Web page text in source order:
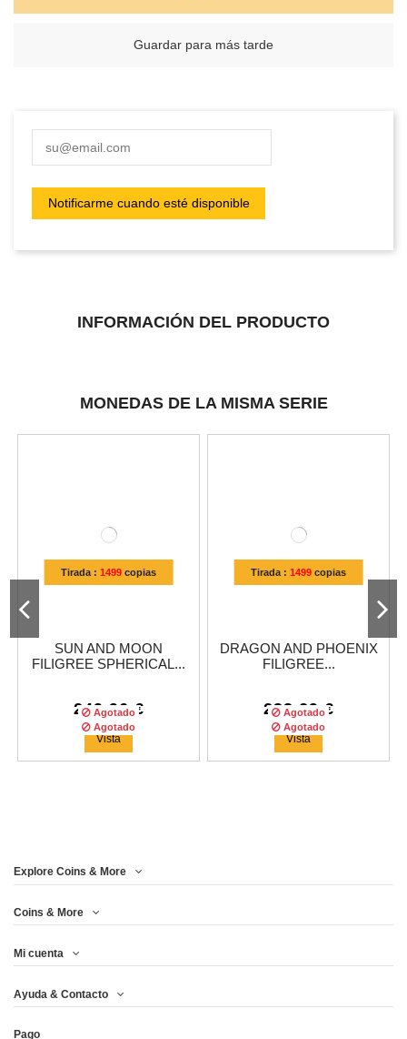
Guardar para más tarde
INFORMACIÓN DEL PRODUCTO
MONEDAS DE LA MISMA SERIE
Tirada : 1499copias
SUN AND MOON
FILIGREE SPHERICAL...
249,96 €
Agotado
Vista
Tirada : 1499copias
DRAGON AND PHOENIX
FILIGREE...
233,29 €
Agotado
Vista
Tirada :
SPHERICAL 2 OZ...
Agotado Agotado
Explore Coins & More
Coins & More
Mi cuenta
Ayuda & Contacto
Pago